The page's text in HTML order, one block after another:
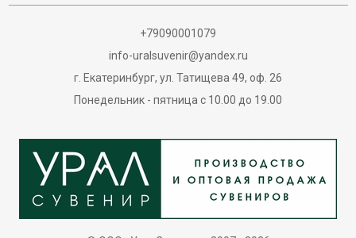
+79090001079
info-uralsuvenir@yandex.ru
г. Екатеринбург, ул. Татищева 49, оф. 26
Понедельник - пятница с 10.00 до 19.00